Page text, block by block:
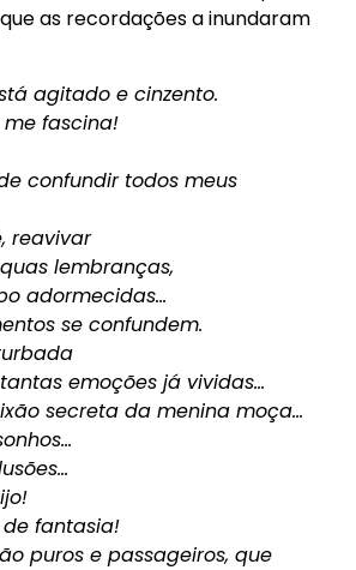
as recordações a inundaram
agitado e cinzento.
me fascina!
confundir todos meus
reavivar
lembranças,
adormecidas…
se confundem.
emoções já vividas…
secreta da menina moça…
de fantasia!
puros e passageiros, que